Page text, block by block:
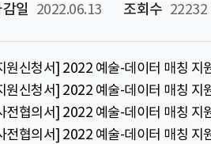
감일 2022.06.13 조회수 22232
원신청서] 2022 예술-데이터 매칭
원신청서] 2022 예술-데이터 매칭
전협의서] 2022 예술-데이터 매칭
전협의서] 2022 예술-데이터 매칭